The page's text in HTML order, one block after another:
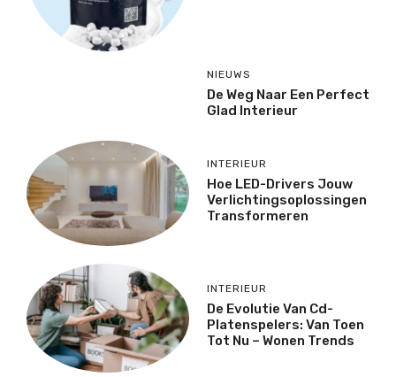
NIEUWS
De Weg Naar Een Perfect
Glad Interieur
INTERIEUR
Hoe LED-Drivers Jouw
Verlichtingsoplossingen
Transformeren
INTERIEUR
De Evolutie Van Cd-
Platenspelers: Van Toen
Tot Nu – Wonen Trends